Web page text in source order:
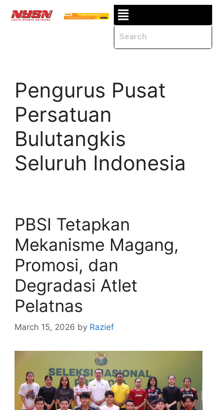
Pengurus Pusat
Persatuan
Bulutangkis
Seluruh Indonesia
PBSI Tetapkan
Mekanisme Magang,
Promosi, dan
Degradasi Atlet
Pelatnas
March 15, 2026 by Razief